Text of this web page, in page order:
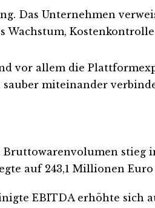
Das Unternehmen
vor allem die
miteinander
stieg
auf 243,1 Millionen Euro
EBITDA erhöhte sich